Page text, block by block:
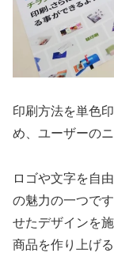
印刷方法を単色
め、ユーザーの
ロゴや文字を自
の魅力の一つで
せたデザインを
商品を作り上げ